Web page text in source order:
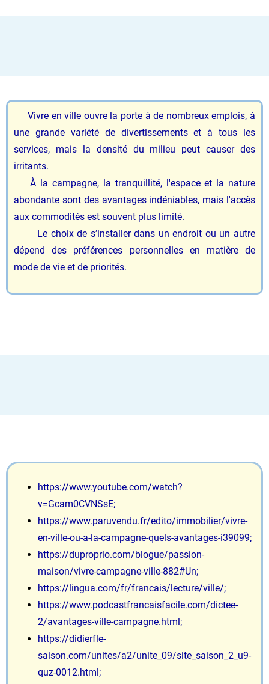
Vivre en ville ouvre la porte à de nombreux emplois, à
une grande variété de divertissements et à tous les
services, mais la densité du milieu peut causer des
irritants.
À la campagne, la tranquillité, l'espace et la nature
abondante sont des avantages indéniables, mais l'accès
aux commodités est souvent plus limité.
Le choix de s’installer dans un endroit ou un autre
dépend des préférences personnelles en matière de
mode de vie et de priorités.
https://www.youtube.com/watch?
v=Gcam0CVNSsE;
https://www.paruvendu.fr/edito/immobilier/vivre-
en-ville-ou-a-la-campagne-quels-avantages-i39099;
https://duproprio.com/blogue/passion-
maison/vivre-campagne-ville-882#Un;
https://lingua.com/fr/francais/lecture/ville/;
https://www.podcastfrancaisfacile.com/dictee-
2/avantages-ville-campagne.html;
https://didierfle-
saison.com/unites/a2/unite_09/site_saison_2_u9-
quz-0012.html;